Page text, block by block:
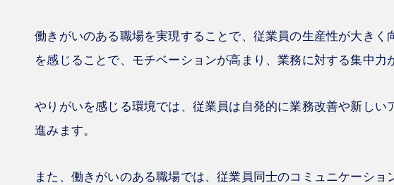
働きがいのある職場を実現することで、従業員の生産性が大き
を感じることで、モチベーションが高まり、業務に対する集中力
やりがいを感じる環境では、従業員は自発的に業務改善や新し
進みます。
また、働きがいのある職場では、従業員同士のコミュニケーシ